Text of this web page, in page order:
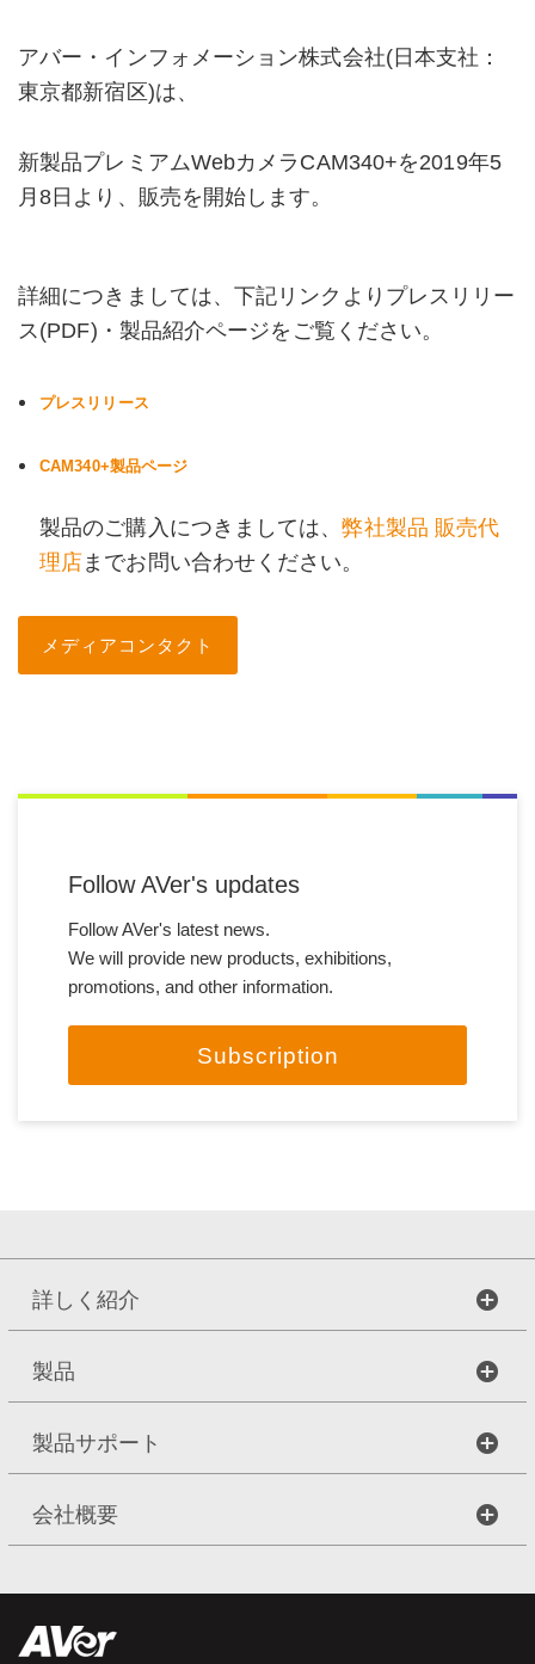
アバー・インフォメーション株式会社(日本支社：
東京都新宿区)は、
新製品プレミアムWebカメラCAM340+を2019年5
月8日より、販売を開始します。
詳細につきましては、下記リンクよりプレスリリー
ス(PDF)・製品紹介ページをご覧ください。
プレスリリース
CAM340+製品ページ
製品のご購入につきましては、弊社製品 販売代
理店 までお問い合わせください。
メディアコンタクト
Follow AVer's updates
Follow AVer's latest news.
We will provide new products, exhibitions,
promotions, and other information.
Subscription
詳しく紹介
製品
製品サポート
会社概要